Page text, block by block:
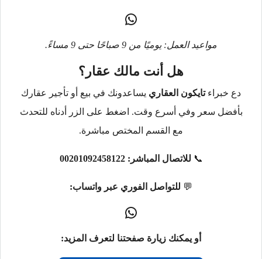
مواعيد العمل: يوميًا من 9 صباحًا حتى 9 مساءً.
هل أنت مالك عقار؟
دع خبراءتايكون العقاري يساعدونك في بيع أو تأجير عقارك
بأفضل سعر وفي أسرع وقت. اضغط على الزر أدناه للتحدث
مع القسم المختص مباشرة.
📞 للاتصال المباشر: 00201092458122
💬 للتواصل الفوري عبر واتساب:
أو يمكنك زيارة صفحتنا لتعرف المزيد: